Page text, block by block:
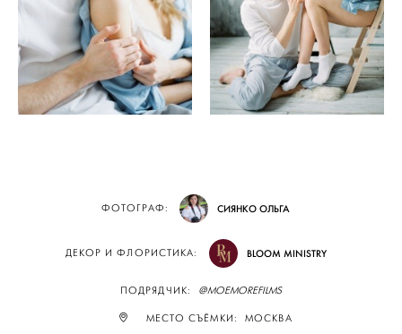
ФОТОГРАФ: СИЯНКО ОЛЬГА
ДЕКОР И ФЛОРИСТИКА: BLOOM MINISTRY
ПОДРЯДЧИК: @MOEMOREFILMS
МЕСТО СЪЁМКИ: МОСКВА